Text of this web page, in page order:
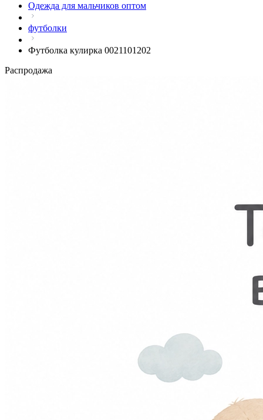
Одежда для мальчиков оптом
футболки
Футболка кулирка 0021101202
Распродажа